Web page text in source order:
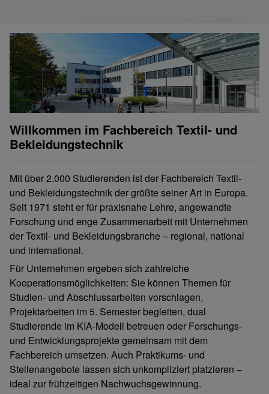
Willkommen im Fachbereich Textil- und
Bekleidungstechnik
Mit über 2.000 Studierenden ist der Fachbereich Textil-
und Bekleidungstechnik der größte seiner Art in Europa.
Seit 1971 steht er für praxisnahe Lehre, angewandte
Forschung und enge Zusammenarbeit mit Unternehmen
der Textil- und Bekleidungsbranche – regional, national
und international.
Für Unternehmen ergeben sich zahlreiche
Kooperationsmöglichkeiten: Sie können Themen für
Studien- und Abschlussarbeiten vorschlagen,
Projektarbeiten im 5. Semester begleiten, dual
Studierende im KIA-Modell betreuen oder Forschungs-
und Entwicklungsprojekte gemeinsam mit dem
Fachbereich umsetzen. Auch Praktikums- und
Stellenangebote lassen sich unkompliziert platzieren –
ideal zur frühzeitigen Nachwuchsgewinnung.